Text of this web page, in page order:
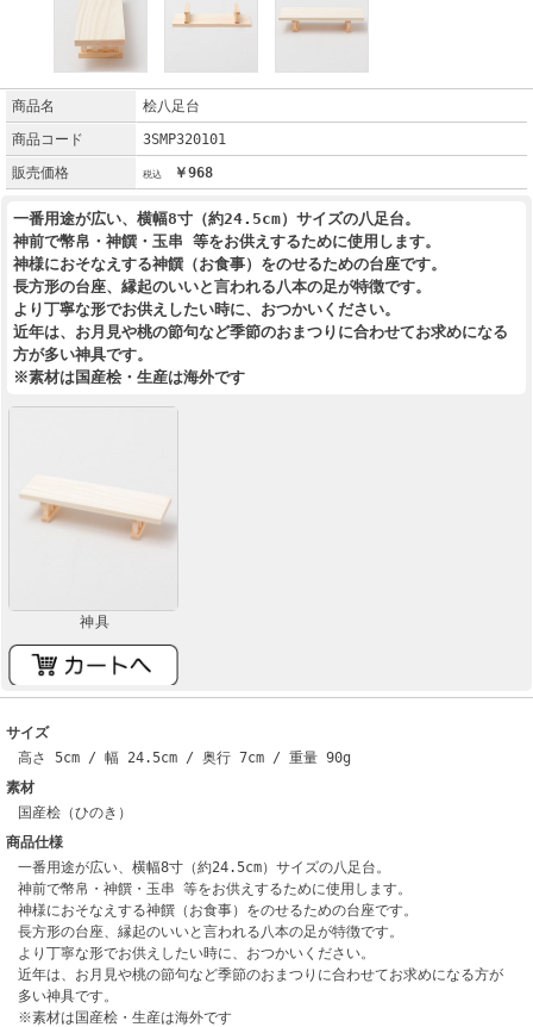
商品名
桧八足台
商品コード
3SMP320101
販売価格
￥968
一番用途が広い、横幅8寸（約24.5cm）サイズの八足台。
神前で幣帛・神饌・玉串 等をお供えするために使用します。
神様におそなえする神饌（お食事）をのせるための台座です。
長方形の台座、縁起のいいと言われる八本の足が特徴です。
より丁寧な形でお供えしたい時に、おつかいください。
近年は、お月見や桃の節句など季節のおまつりに合わせてお求めになる
方が多い神具です。
※素材は国産桧・生産は海外です
神具
サイズ
高さ 5cm / 幅 24.5cm / 奥行 7cm / 重量 90g
素材
国産桧（ひのき）
商品仕様
一番用途が広い、横幅8寸（約24.5cm）サイズの八足台。
神前で幣帛・神饌・玉串 等をお供えするために使用します。
神様におそなえする神饌（お食事）をのせるための台座です。
長方形の台座、縁起のいいと言われる八本の足が特徴です。
より丁寧な形でお供えしたい時に、おつかいください。
近年は、お月見や桃の節句など季節のおまつりに合わせてお求めになる方が
多い神具です。
※素材は国産桧・生産は海外です